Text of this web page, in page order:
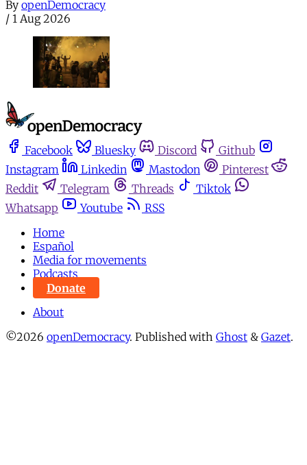
By openDemocracy
/ 1 Aug 2026
Facebook Bluesky Discord
Github
Instagram
Linkedin Mastodon
Pinterest
Reddit
Telegram Threads
Tiktok
Whatsapp
Youtube
RSS
Home
Español
Media for movements
Podcasts
Donate
About
©2026 openDemocracy. Published with Ghost & Gazet.